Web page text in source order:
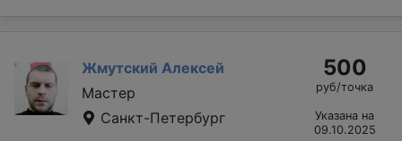
Жмутский Алексей
Мастер
Санкт-Петербург
500
руб/точка
Указана на
09.10.2025